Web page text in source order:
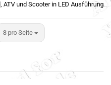
und Scooter in LED Ausführung
8 pro Seite